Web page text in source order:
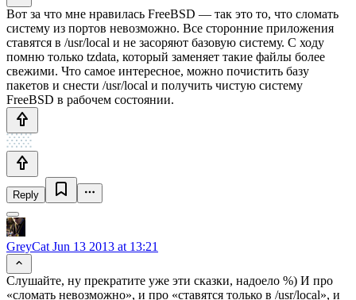
Вот за что мне нравилась FreeBSD — так это то, что сломать
систему из портов невозможно. Все сторонние приложения
ставятся в /usr/local и не засоряют базовую систему. С ходу
помню только tzdata, который заменяет такие файлы более
свежими. Что самое интересное, можно почистить базу
пакетов и снести /usr/local и получить чистую систему
FreeBSD в рабочем состоянии.
Reply
GreyCat Jun 13 2013 at 13:21
Слушайте, ну прекратите уже эти сказки, надоело %) И про
«сломать невозможно», и про «ставятся только в /usr/local», и